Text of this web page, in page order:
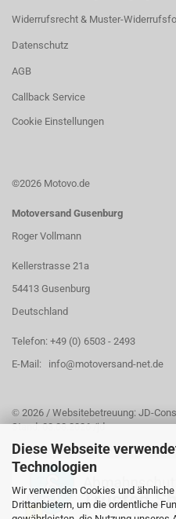
Diese Webseite
Technologien
Wir verwenden Cookies und
Drittanbietern, um die ordentliche
Widerrufsrecht & Muster-
Datenschutz
AGB
Callback Service
Cookie Einstellungen
©2026 Motovo.de
Motoversand Gusenburg
Roger Vollmann
Kellerstrasse 21a
54413 Gusenburg
Deutschland
Telefon: +49 (0) 6503 - 2493
E-Mail: info@motoversand-net.de
© 2026 / Websitebetreuung: JD-
Stand: 03.08.2026 /jd